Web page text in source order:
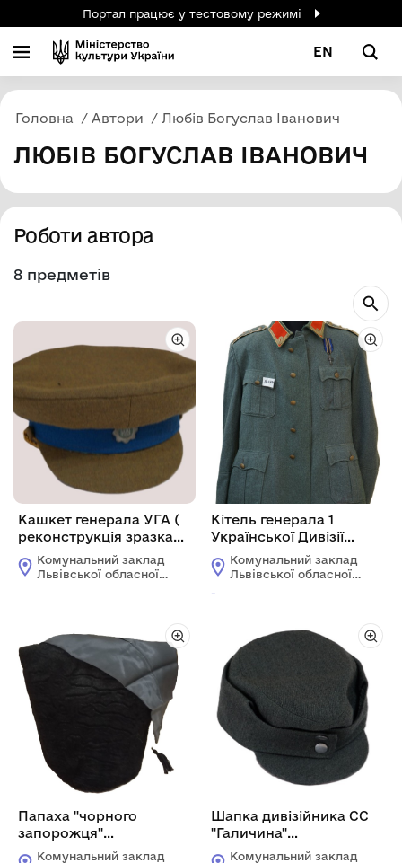
Портал працює у тестовому режимі
EN
Головна Автори Любів Богуслав Іванович
ЛЮБІВ БОГУСЛАВ ІВАНОВИЧ
Роботи автора
8 предметів
Кашкет генерала УГА (
реконструкція зразка
1919 р.)
Комунальний заклад
Львівської обласної
Кітель генерала 1
Української Дивізії
Української
Національної Армії
Комунальний заклад
Львівської обласної
-
Папаха "чорного
запорожця"
(реконструкція)
Комунальний заклад
Шапка дивізійника СС
"Галичина"
(реконструкція)
Комунальний заклад